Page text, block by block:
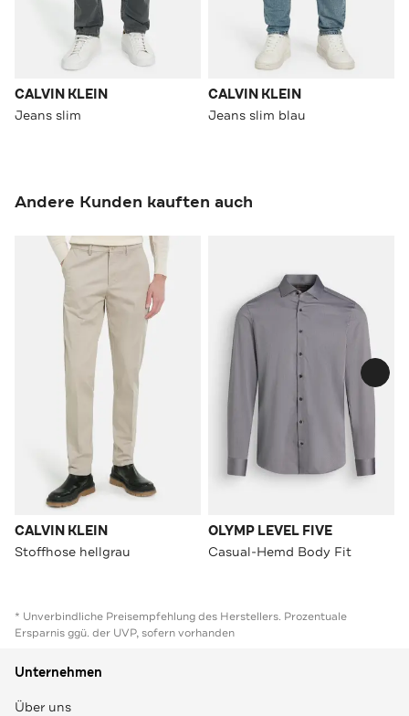
CALVIN KLEIN
Jeans slim
CALVIN KLEIN
Jeans slim blau
Andere Kunden kauften auch
CALVIN KLEIN
Stoffhose hellgrau
OLYMP LEVEL FIVE
Casual-Hemd Body Fit
* Unverbindliche Preisempfehlung des Herstellers. Prozentuale
Ersparnis ggü. der UVP, sofern vorhanden
Unternehmen
Über uns